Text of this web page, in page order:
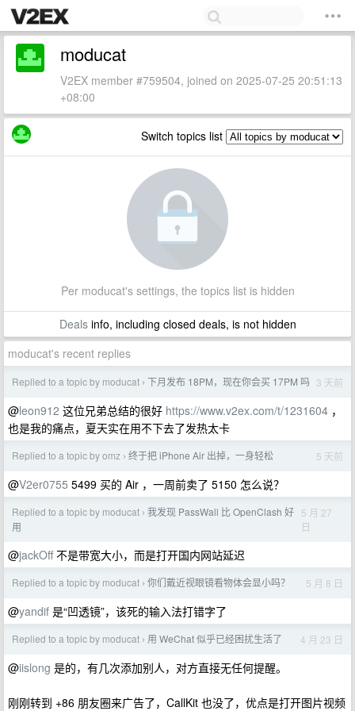
moducat
V2EX member #759504, joined on 2025-07-25 20:51:13
+08:00
Switch topics list
Per moducat's settings, the topics list is hidden
Dealsinfo, including closed deals, is not hidden
moducat's recent replies
Replied to a topic by moducat › 下月发布 18PM，现在你会买 17PM 吗 3 天前
@leon912 这位兄弟总结的很好 https://www.v2ex.com/t/1231604 ，
也是我的痛点，夏天实在用不下去了发热太卡
Replied to a topic by omz › 终于把 iPhone Air 出掉，一身轻松 5 天前
@V2er0755 5499 买的 Air ，一周前卖了 5150 怎么说？
Replied to a topic by moducat › 我发现 PassWall 比 OpenClash 好
用
5 月 27
日
@jackOff不是带宽大小，而是打开国内网站延迟
Replied to a topic by moducat › 你们戴近视眼镜看物体会显小吗？ 5 月 8 日
@yandif 是“凹透镜”，该死的输入法打错字了
Replied to a topic by moducat › 用 WeChat 似乎已经困扰生活了 4 月 23 日
@iislong 是的，有几次添加别人，对方直接无任何提醒。
刚刚转到 +86 朋友圈来广告了，CallKit 也没了，优点是打开图片视频